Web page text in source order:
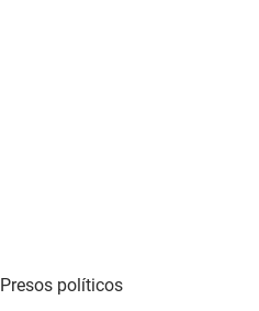
Presos políticos